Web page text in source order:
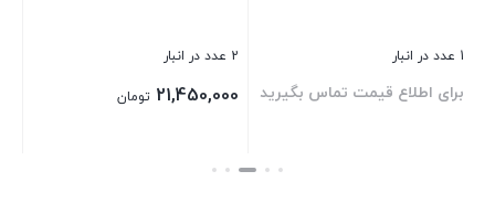
1 عدد در انبار
برای اطلاع قیمت تماس بگیرید
2 عدد در انبار
21,450,000 تومان
بستن